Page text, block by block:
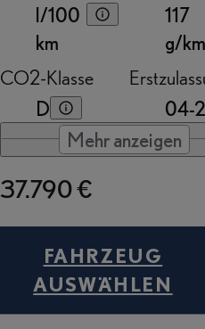
l/100
km
117
g/km
CO2-Klasse
D
04-
Mehr anzeigen
37.790 €
FAHRZEUG
AUSWÄHLEN